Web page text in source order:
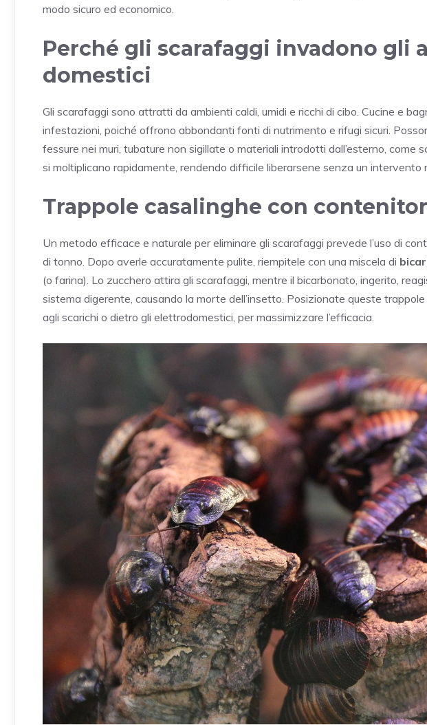
modo sicuro ed economico.
Perché gli scarafaggi invadono gli
domestici
Gli scarafaggi sono attratti da ambienti caldi, umidi e ricchi di cibo. Cucine e
infestazioni, poiché offrono abbondanti fonti di nutrimento e rifugi sicuri.
fessure nei muri, tubature non sigillate o materiali introdotti dall’esterno, come
si moltiplicano rapidamente, rendendo difficile liberarsene senza un intervento
Trappole casalinghe con
Un metodo efficace e naturale per eliminare gli scarafaggi prevede l’uso di
di tonno. Dopo averle accuratamente pulite, riempitele con una miscela di
(o farina). Lo zucchero attira gli scarafaggi, mentre il bicarbonato, ingerito,
sistema digerente, causando la morte dell’insetto. Posizionate queste
agli scarichi o dietro gli elettrodomestici, per massimizzare l’efficacia.